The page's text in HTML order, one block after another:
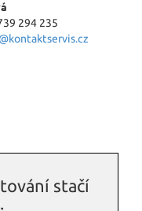
294 235
stačí